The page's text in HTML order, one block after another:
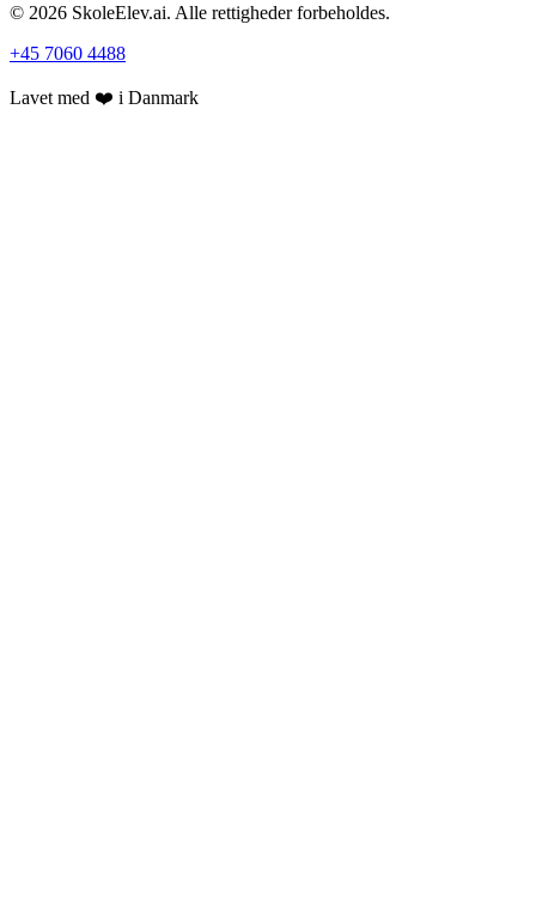
© 2026 SkoleElev.ai. Alle rettigheder forbeholdes.
+45 7060 4488
Lavet med ❤️ i Danmark